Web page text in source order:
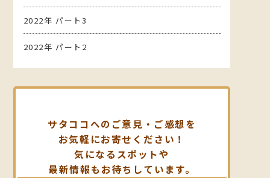
2022年 パート3
2022年 パート2
サタココへのご意見・ご感想を
お気軽にお寄せください！
気になるスポットや
最新情報もお待ちしています。